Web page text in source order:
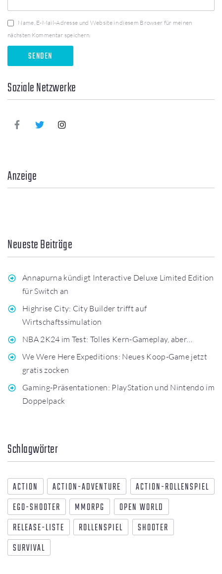
Name, E-Mail-Adresse und Website in diesem Browser für meinen
nächsten Kommentar speichern.
Soziale Netzwerke
Anzeige
Neueste Beiträge
Annapurna kündigt Interactive Deluxe Limited Edition
für Switch an
Highrise City: City Builder trifft auf
Wirtschaftssimulation
NBA 2K24 im Test: Tolles Kern-Gameplay, aber…
We Were Here Expeditions: Neues Koop-Game jetzt
gratis zocken
Gaming-Präsentationen: PlayStation und Nintendo im
Doppelpack
Schlagwörter
ACTION ACTION-ADVENTURE
ACTION-ROLLENSPIEL
EGO-SHOOTER
MMORPG
OPEN WORLD
RELEASE-LISTE
ROLLENSPIEL
SHOOTER
SURVIVAL